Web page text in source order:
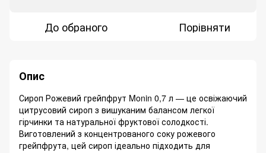
До обраного Порівняти
Опис
Сироп Рожевий грейпфрут Monin 0,7 л — це освіжаючий
цитрусовий сироп з вишуканим балансом легкої
гірчинки та натуральної фруктової солодкості.
Виготовлений з концентрованого соку рожевого
грейпфрута, цей сироп ідеально підходить для